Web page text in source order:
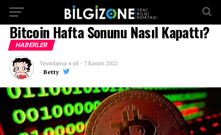
Bitcoin Hafta Sonunu Nasıl Kapattı?
HABERLER
Yayınlama 4 yıl - 7 Kasım 2022
- Betty